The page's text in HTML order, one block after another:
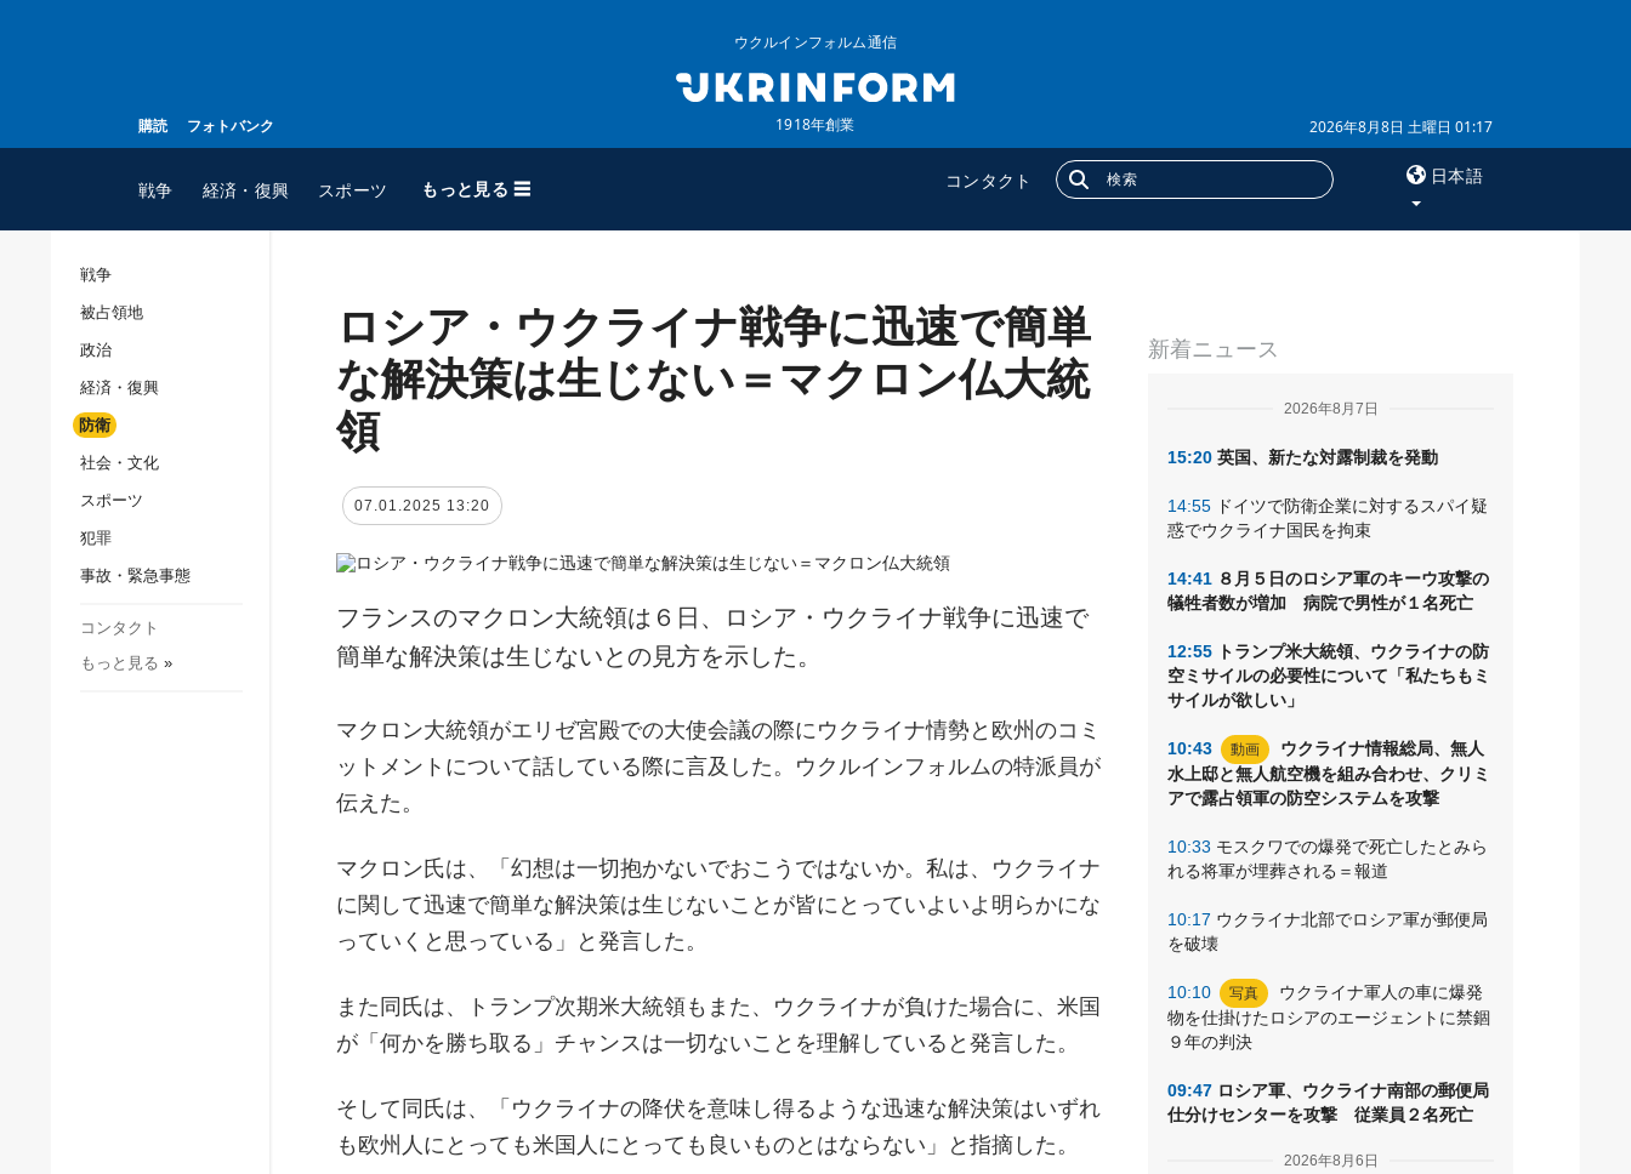
購読 フォトバンク
ウクルインフォルム通信
1918年創業 2026年8月8日 土曜日 01:17
戦争 経済・復興 スポーツ もっと見る ☰ コンタクト 日本語
スポーツ
ウクルインフォルム
ウクルインフォルムについ
て
追加
インタビュー
購読
戦争
被占領地
政治
経済・復興
防衛
社会・文化
スポーツ
犯罪
事故・緊急事態
コンタクト
もっと見る »
新着ニュース
2026年8月7日
15:20 英国、新たな対露制裁を発動
14:55 ドイツで防衛企業に対するスパイ疑
惑でウクライナ国民を拘束
14:41 ８月５日のロシア軍のキーウ攻撃の
犠牲者数が増加 病院で男性が１名死亡
12:55 トランプ米大統領、ウクライナの防
空ミサイルの必要性について「私たちもミ
サイルが欲しい」
10:43 動画
ウクライナ情報総局、無人
水上邸と無人航空機を組み合わせ、クリミ
アで露占領軍の防空システムを攻撃
10:33 モスクワでの爆発で死亡したとみら
れる将軍が埋葬される＝報道
10:17 ウクライナ北部でロシア軍が郵便局
を破壊
10:10 写真
ウクライナ軍人の車に爆発
物を仕掛けたロシアのエージェントに禁錮
９年の判決
09:47 ロシア軍、ウクライナ南部の郵便局
仕分けセンターを攻撃 従業員２名死亡
2026年8月6日
ロシア・ウクライナ戦争に迅速で簡単
な解決策は生じない＝マクロン仏大統
領
07.01.2025 13:20
フランスのマクロン大統領は６日、ロシア・ウクライナ戦争に迅速で
簡単な解決策は生じないとの見方を示した。
マクロン大統領がエリゼ宮殿での大使会議の際にウクライナ情勢と欧州のコミ
ットメントについて話している際に言及した。ウクルインフォルムの特派員が
伝えた。
マクロン氏は、「幻想は一切抱かないでおこうではないか。私は、ウクライナ
に関して迅速で簡単な解決策は生じないことが皆にとっていよいよ明らかにな
っていくと思っている」と発言した。
また同氏は、トランプ次期米大統領もまた、ウクライナが負けた場合に、米国
が「何かを勝ち取る」チャンスは一切ないことを理解していると発言した。
そして同氏は、「ウクライナの降伏を意味し得るような迅速な解決策はいずれ
も欧州人にとっても米国人にとっても良いものとはならない」と指摘した。